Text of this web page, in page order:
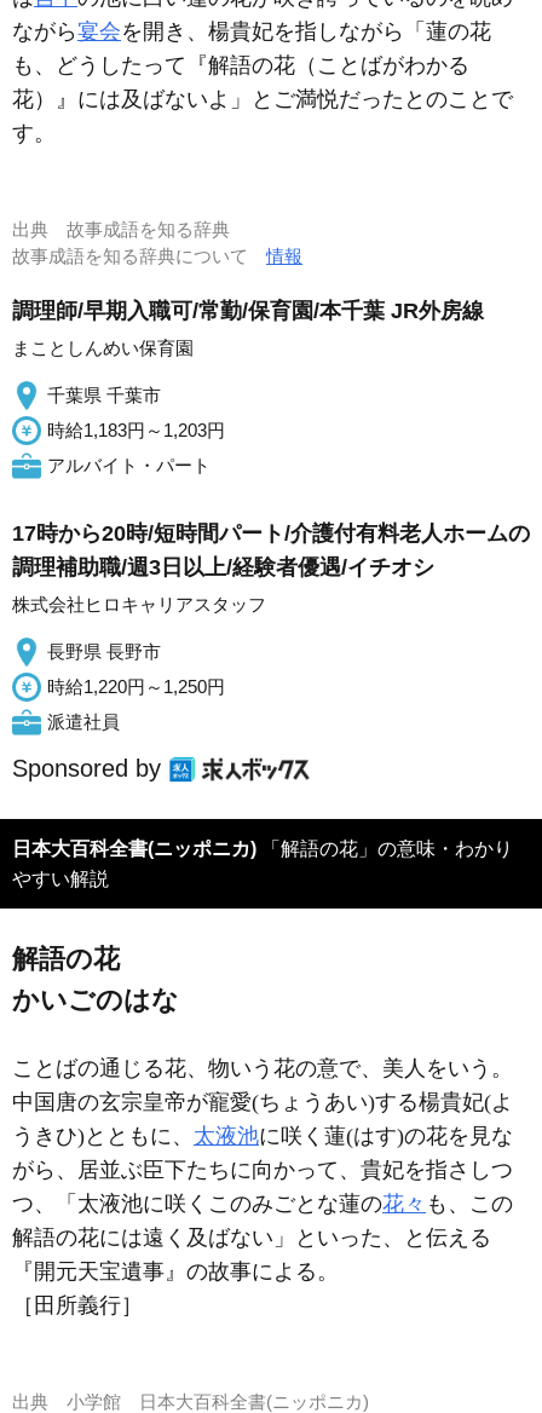
ながら宴会を開き、楊貴妃を指しながら「蓮の花
も、どうしたって『解語の花（ことばがわかる
花）』には及ばないよ」とご満悦だったとのことで
す。
出典 故事成語を知る辞典
故事成語を知る辞典について情報
調理師/早期入職可/常勤/保育園/本千葉 JR外房線
まことしんめい保育園
千葉県 千葉市
時給1,183円～1,203円
アルバイト・パート
17時から20時/短時間パート/介護付有料老人ホームの
調理補助職/週3日以上/経験者優遇/イチオシ
株式会社ヒロキャリアスタッフ
長野県 長野市
時給1,220円～1,250円
派遣社員
Sponsored by
日本大百科全書(ニッポニカ)
やすい解説
解語の花
かいごのはな
ことばの通じる花、物いう花の意で、美人をいう。
中国唐の玄宗皇帝が寵愛(ちょうあい)する楊貴妃(よ
うきひ)とともに、 太液池に咲く蓮(はす)の花を見な
がら、居並ぶ臣下たちに向かって、貴妃を指さしつ
つ、「太液池に咲くこのみごとな蓮の花々 も、この
解語の花には遠く及ばない」といった、と伝える
『開元天宝遺事』の故事による。
［田所義行］
出典 小学館 日本大百科全書(ニッポニカ)